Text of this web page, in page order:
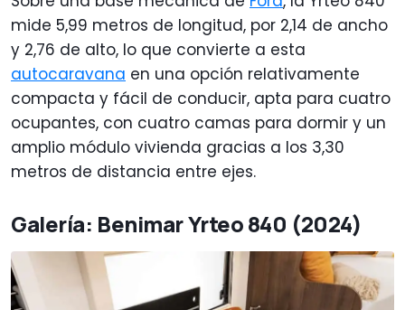
mide 5,99 metros de longitud, por 2,14 de ancho
y 2,76 de alto, lo que convierte a esta
autocaravana en una opción relativamente
compacta y fácil de conducir, apta para cuatro
ocupantes, con cuatro camas para dormir y un
amplio módulo vivienda gracias a los 3,30
metros de distancia entre ejes.
Galería: Benimar Yrteo 840 (2024)